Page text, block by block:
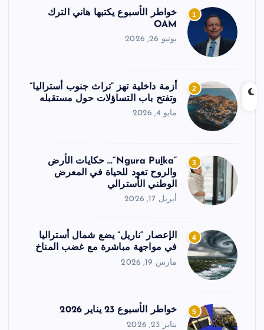
1
خواطر الأسبوع يكتبها هاني الترك
OAM
يونيو 26, 2026
2
أزمة داخلية تهز “تراث جنوب أستراليا”
وتفتح باب التساؤلات حول مستقبله
مايو 4, 2026
3
“Ngura Puḻka”… حكايات الأرض
والروح تعود للحياة في المعرض
الوطني الأسترالي
أبريل 17, 2026
4
الإعصار “ناريل” يضع شمال أستراليا
في مواجهة مباشرة مع غضب المناخ
مارس 19, 2026
5 خواطر الأسبوع 23 يناير 2026
يناير 23, 2026